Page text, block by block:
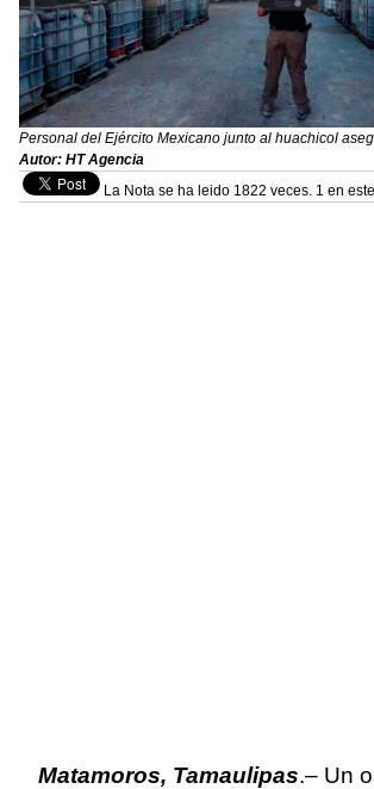
Personal del Ejército Mexicano junto al huachicol
Autor: HT Agencia
La Nota se ha leido 1822 veces. 1 en este
Matamoros, Tamaulipas.– Un